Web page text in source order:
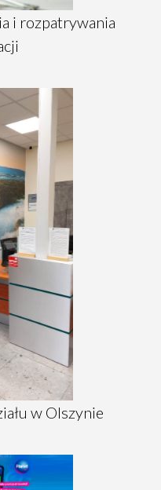
i rozpatrywania
w Olszynie